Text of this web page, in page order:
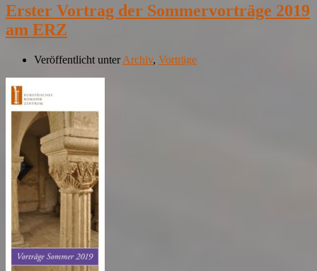
Erster Vortrag der Sommervorträge 2019
am ERZ
Veröffentlicht unterArchiv, Vorträge